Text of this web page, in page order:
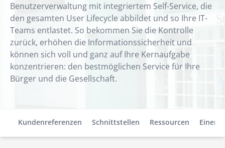
Benutzerverwaltung mit integriertem Self-Service, die
den gesamten User Lifecycle abbildet und so Ihre IT-
Teams entlastet. So bekommen Sie die Kontrolle
zurück, erhöhen die Informationssicherheit und
können sich voll und ganz auf Ihre Kernaufgabe
konzentrieren: den bestmöglichen Service für Ihre
Bürger und die Gesellschaft.
Kundenreferenzen Schnittstellen Ressourcen Einen